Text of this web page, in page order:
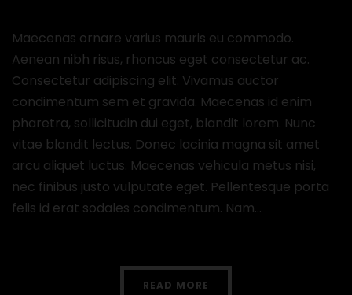
Maecenas ornare varius mauris eu commodo.
Aenean nibh risus, rhoncus eget consectetur ac.
Consectetur adipiscing elit. Vivamus auctor
condimentum sem et gravida. Maecenas id enim
pharetra, sollicitudin dui eget, blandit lorem. Nunc
vitae blandit lectus. Donec lacinia magna sit amet
arcu aliquet luctus. Maecenas vehicula metus nisi,
nec finibus justo vulputate eget. Pellentesque porta
felis id erat sodales condimentum. Nam…
READ MORE